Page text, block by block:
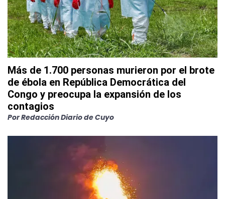
Más de 1.700 personas murieron por el brote
de ébola en República Democrática del
Congo y preocupa la expansión de los
contagios
PorRedacción Diario de Cuyo